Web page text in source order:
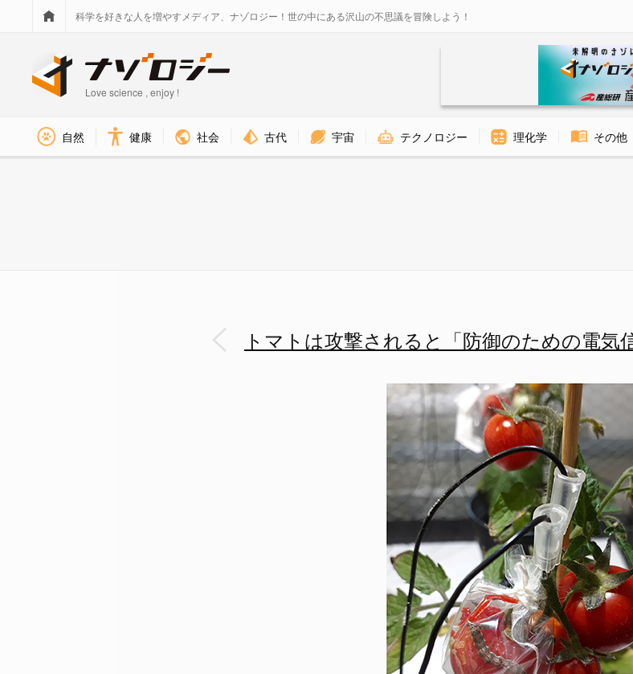
科学を好きな人を増やすメディア、ナゾロジー！世の中にある沢山の不思議を冒険しよう！
Love science , enjoy !
自然 健康 社会 古代 宇宙 テクノロジー 理化学 その他
トマトは攻撃されると「防御のための電気